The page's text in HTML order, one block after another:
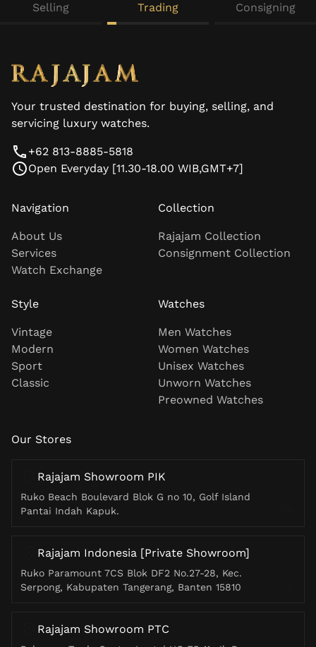
Selling Trading Consigning
Your trusted destination for buying, selling, and
servicing luxury watches.
+62 813-8885-5818
Open Everyday [11.30-18.00 WIB,GMT+7]
Navigation
About Us
Services
Watch Exchange
Collection
Rajajam Collection
Consignment Collection
Style
Vintage
Modern
Sport
Classic
Watches
Men Watches
Women Watches
Unisex Watches
Unworn Watches
Preowned Watches
Our Stores
Rajajam Showroom PIK
Ruko Beach Boulevard Blok G no 10, Golf Island
Pantai Indah Kapuk.
Rajajam Indonesia [Private Showroom]
Ruko Paramount 7CS Blok DF2 No.27-28, Kec.
Serpong, Kabupaten Tangerang, Banten 15810
Rajajam Showroom PTC